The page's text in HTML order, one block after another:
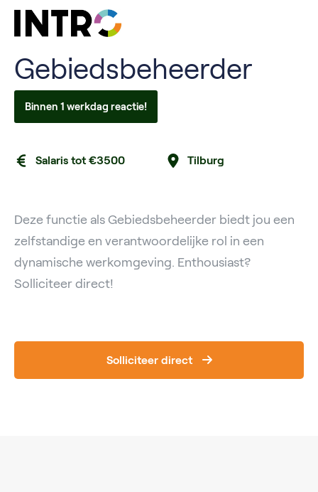
Gebiedsbeheerder
Binnen 1 werkdag reactie!
Salaris tot €3500 Tilburg
Deze functie als Gebiedsbeheerder biedt jou een
zelfstandige en verantwoordelijke rol in een
dynamische werkomgeving. Enthousiast?
Solliciteer direct!
Solliciteer direct